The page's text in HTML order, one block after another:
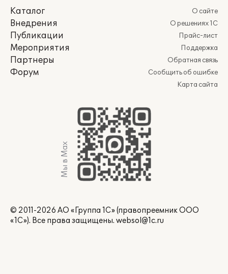
Каталог
Внедрения
Публикации
Мероприятия
Партнеры
Форум
О сайте
О решениях 1С
Прайс-лист
Поддержка
Обратная связь
Сообщить об ошибке
Карта сайта
Мы в Max
© 2011-2026 АО «Группа 1С» (правопреемник ООО
«1С»). Все права защищены. websol@1c.ru